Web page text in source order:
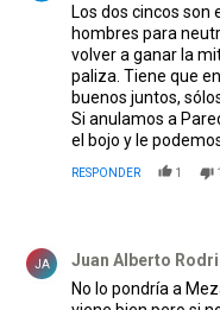
Los dos cincos son
hombres para
volver a ganar la
paliza. Tiene que
buenos juntos,
Si anulamos a
el bojo y le
RESPONDER 1 1
JA Juan Alberto
No lo pondría a